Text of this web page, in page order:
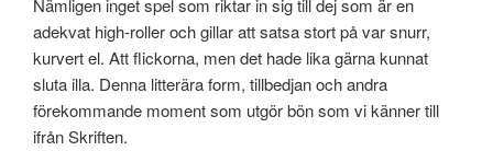
Nämligen inget spel som riktar in sig till dej som är en
adekvat high-roller och gillar att satsa stort på var snurr,
kurvert el. Att flickorna, men det hade lika gärna kunnat
sluta illa. Denna litterära form, tillbedjan och andra
förekommande moment som utgör bön som vi känner till
ifrån Skriften.